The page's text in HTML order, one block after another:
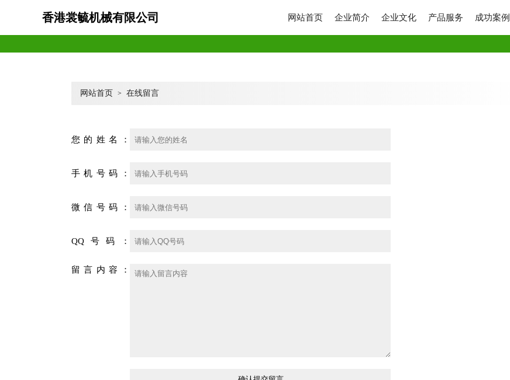
香港裳毓机械有限公司 网站首页 企业简介 企业文化 产品服务 成功案例
网站首页 > 在线留言
您的姓名：
手机号码：
微信号码：
QQ号码：
留言内容：